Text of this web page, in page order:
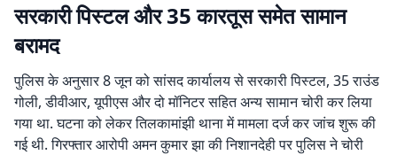
सरकारी पिस्टल और 35 कारतूस समेत सामान
बरामद
पुलिस के अनुसार 8 जून को सांसद कार्यालय से सरकारी पिस्टल, 35 राउंड
गोली, डीवीआर, यूपीएस और दो मॉनिटर सहित अन्य सामान चोरी कर लिया
गया था. घटना को लेकर तिलकामांझी थाना में मामला दर्ज कर जांच शुरू की
गई थी. गिरफ्तार आरोपी अमन कुमार झा की निशानदेही पर पुलिस ने चोरी